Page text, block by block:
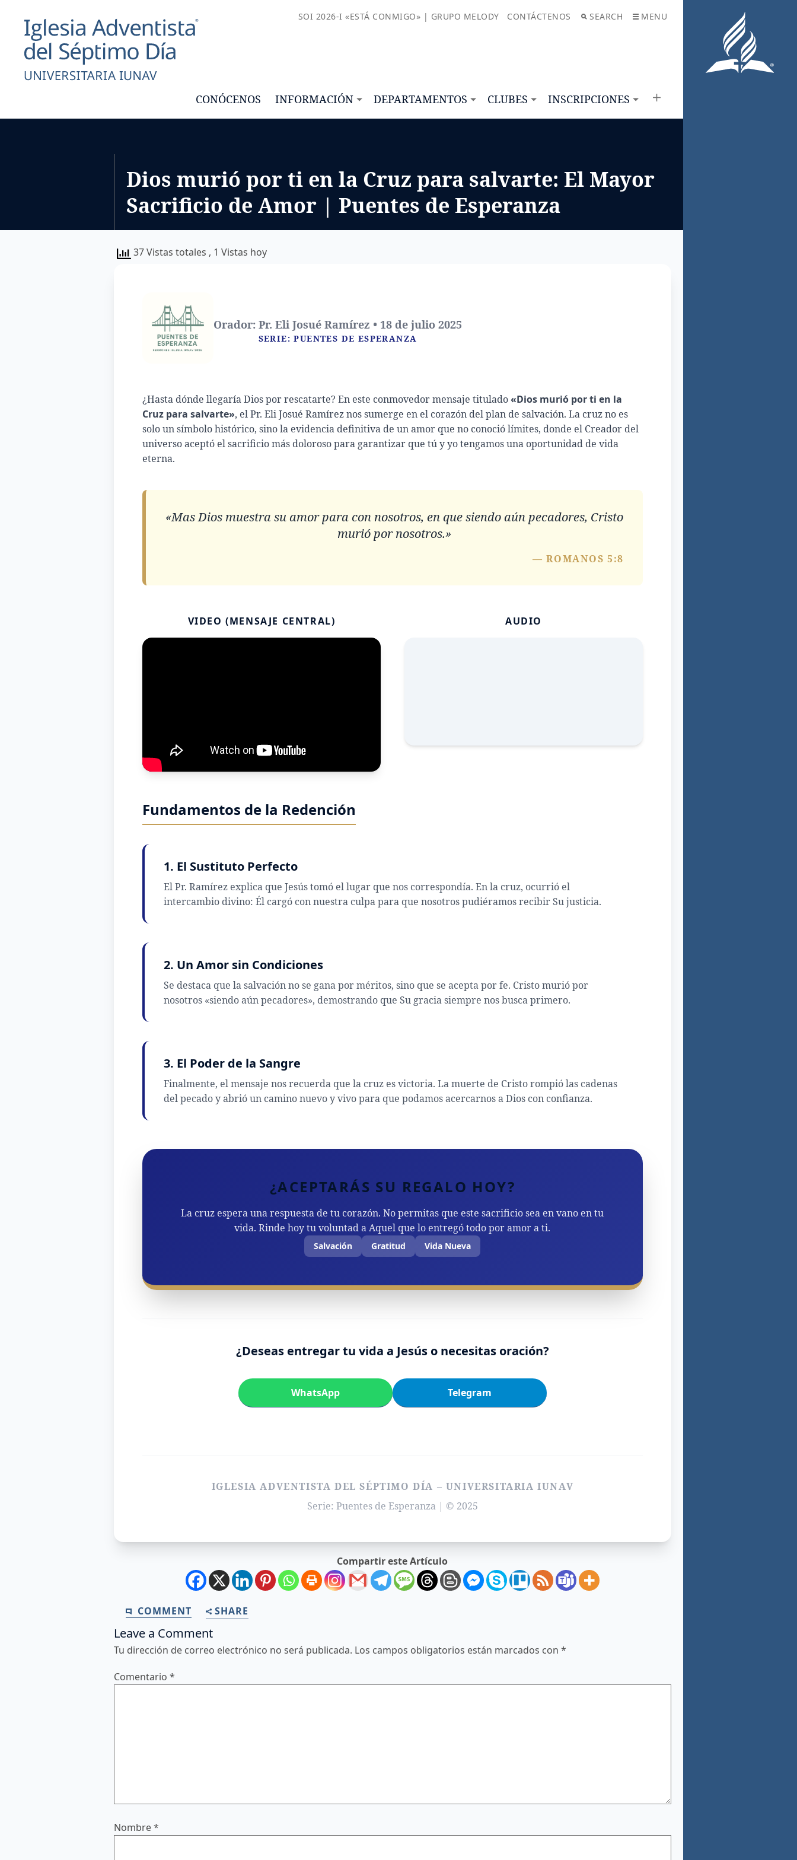
SOI 2026-I «ESTÁ CONMIGO» | GRUPO MELODY CONTÁCTENOS SEARCH MENU
CONÓCENOS INFORMACIÓN DEPARTAMENTOS CLUBES INSCRIPCIONES
Dios murió por ti en la Cruz para salvarte: El Mayor
Sacrificio de Amor | Puentes de Esperanza
37 Vistas totales , 1 Vistas hoy
Orador: Pr. Eli Josué Ramírez • 18 de julio 2025
SERIE: PUENTES DE ESPERANZA
¿Hasta dónde llegaría Dios por rescatarte? En este conmovedor mensaje titulado«Dios murió por ti en la
Cruz para salvarte», el Pr. Eli Josué Ramírez nos sumerge en el corazón del plan de salvación. La cruz no es
solo un símbolo histórico, sino la evidencia definitiva de un amor que no conoció límites, donde el Creador del
universo aceptó el sacrificio más doloroso para garantizar que tú y yo tengamos una oportunidad de vida
eterna.
«Mas Dios muestra su amor para con nosotros, en que siendo aún pecadores, Cristo
murió por nosotros.»
— ROMANOS 5:8
VIDEO (MENSAJE CENTRAL) AUDIO
Fundamentos de la Redención
1. El Sustituto Perfecto
El Pr. Ramírez explica que Jesús tomó el lugar que nos correspondía. En la cruz, ocurrió el
intercambio divino: Él cargó con nuestra culpa para que nosotros pudiéramos recibir Su justicia.
2. Un Amor sin Condiciones
Se destaca que la salvación no se gana por méritos, sino que se acepta por fe. Cristo murió por
nosotros «siendo aún pecadores», demostrando que Su gracia siempre nos busca primero.
3. El Poder de la Sangre
Finalmente, el mensaje nos recuerda que la cruz es victoria. La muerte de Cristo rompió las cadenas
del pecado y abrió un camino nuevo y vivo para que podamos acercarnos a Dios con confianza.
¿ACEPTARÁS SU REGALO HOY?
La cruz espera una respuesta de tu corazón. No permitas que este sacrificio sea en vano en tu
vida. Rinde hoy tu voluntad a Aquel que lo entregó todo por amor a ti.
Salvación Gratitud Vida Nueva
¿Deseas entregar tu vida a Jesús o necesitas oración?
WhatsApp Telegram
IGLESIA ADVENTISTA DEL SÉPTIMO DÍA – UNIVERSITARIA IUNAV
Serie: Puentes de Esperanza | © 2025
Compartir este Artículo
COMMENT SHARE
Leave a Comment
Tu dirección de correo electrónico no será publicada. Los campos obligatorios están marcados con *
Comentario *
Nombre*